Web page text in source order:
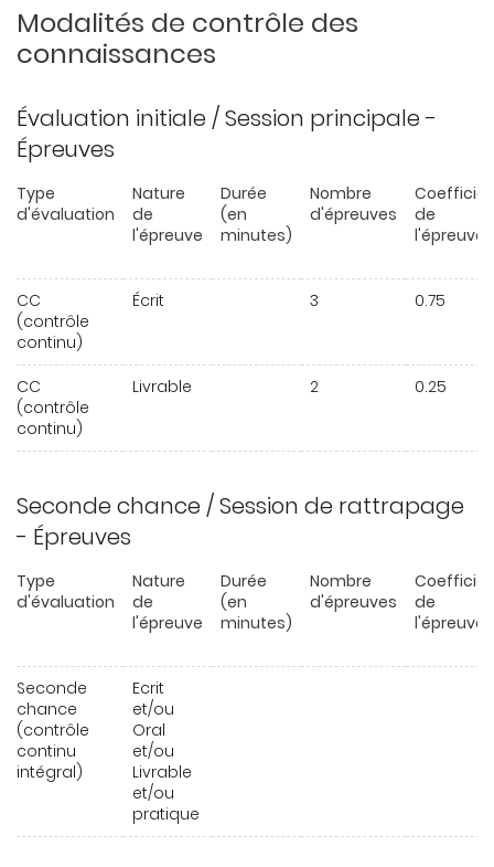
Modalités de contrôle des
connaissances
Évaluation initiale / Session principale -
Épreuves
Type
d'évaluation
Nature
de
l'épreuve
Durée
(en
minutes)
Nombre
d'épreuves
de
l'épreuve
CC
(contrôle
continu)
Écrit 3 0.75
CC
(contrôle
continu)
Livrable 2 0.25
Seconde chance / Session de rattrapage
- Épreuves
Type
d'évaluation
Nature
de
l'épreuve
Durée
(en
minutes)
Nombre
d'épreuves
de
l'épreuve
Seconde
chance
(contrôle
continu
intégral)
Ecrit
et/ou
Oral
et/ou
Livrable
et/ou
pratique